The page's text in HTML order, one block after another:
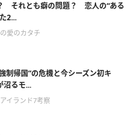
それとも癖の問題？ 恋人の“ある
2...
愛のカタチ
制帰国”の危機と今シーズン初キ
るモ...
イランド7考察